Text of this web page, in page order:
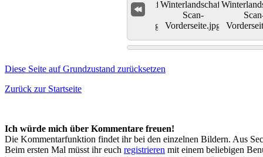
Diese Seite auf Grundzustand zurücksetzen
Zurück zur Startseite
Ich würde mich über Kommentare freuen!
Die Kommentarfunktion findet ihr bei den einzelnen Bildern. Aus
Beim ersten Mal müsst ihr euch registrieren mit einem beliebigen